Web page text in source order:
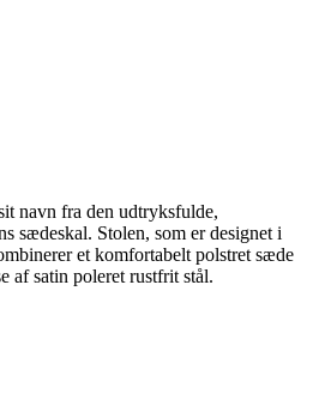
navn fra den udtryksfulde,
sædeskal. Stolen, som er designet i
et komfortabelt polstret sæde
af satin poleret rustfrit stål.